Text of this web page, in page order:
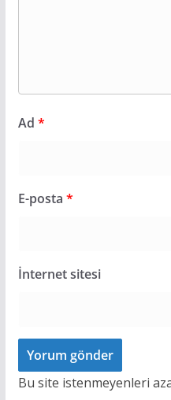
Ad *
E-posta *
İnternet sitesi
Bu site istenmeyenleri